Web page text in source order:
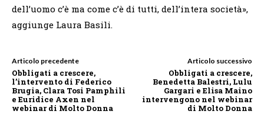
dell’uomo c’è ma come c’è di tutti, dell’intera società»,
aggiunge Laura Basili.
Articolo precedente
Obbligati a crescere,
l’intervento di Federico
Brugia, Clara Tosi Pamphili
e Euridice Axen nel
webinar di Molto Donna
Articolo successivo
Obbligati a crescere,
Benedetta Balestri, Lulu
Gargari e Elisa Maino
intervengono nel webinar
di Molto Donna